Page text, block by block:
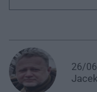
26/
Jacek